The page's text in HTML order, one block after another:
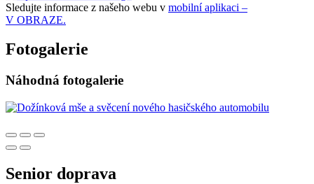
Sledujte informace z našeho webu v mobilní aplikaci –
V OBRAZE.
Fotogalerie
Náhodná fotogalerie
Senior doprava